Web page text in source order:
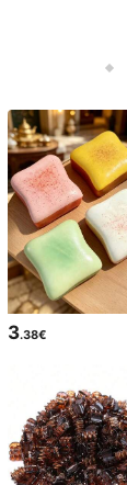
3.38€